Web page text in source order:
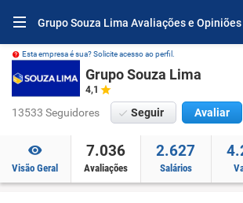
Grupo Souza Lima Avaliações e Opiniões
Esta empresa é sua? Solicite acesso ao perfil.
Grupo Souza Lima
4,1
13533 Seguidores Seguir Avaliar
Visão Geral
7.036
Avaliações
2.627
Salários